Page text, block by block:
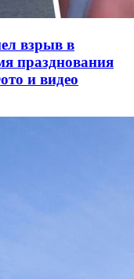
взрыв в
празднования
и видео